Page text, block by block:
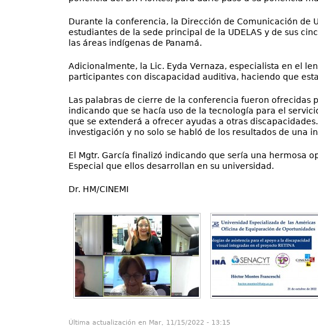
Durante la conferencia, la Dirección de Comunicación de
estudiantes de la sede principal de la UDELAS y de sus
las áreas indígenas de Panamá.
Adicionalmente, la Lic. Eyda Vernaza, especialista en el
participantes con discapacidad auditiva, haciendo que
Las palabras de cierre de la conferencia fueron ofrecidas
indicando que se hacía uso de la tecnología para el
que se extenderá a ofrecer ayudas a otras
investigación y no solo se habló de los resultados de una
El Mgtr. García finalizó indicando que sería una hermosa
Especial que ellos desarrollan en su universidad.
Dr. HM/CINEMI
Última actualización en Mar, 11/15/2022 - 13:15